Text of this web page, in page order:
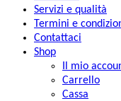
Servizi e qualità
Termini e
Contattaci
Shop
Il mio
Carrello
Cassa